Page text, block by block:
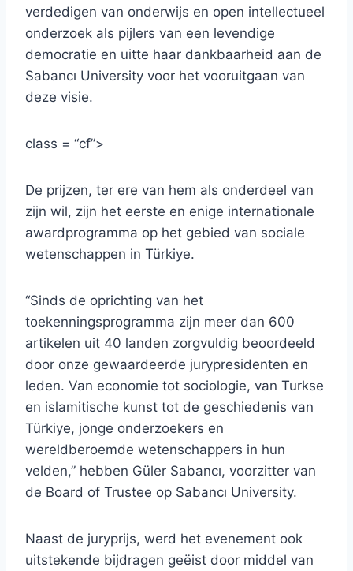
verdedigen van onderwijs en open intellectueel
onderzoek als pijlers van een levendige
democratie en uitte haar dankbaarheid aan de
Sabancı University voor het vooruitgaan van
deze visie.
class = “cf”>
De prijzen, ter ere van hem als onderdeel van
zijn wil, zijn het eerste en enige internationale
awardprogramma op het gebied van sociale
wetenschappen in Türkiye.
“Sinds de oprichting van het
toekenningsprogramma zijn meer dan 600
artikelen uit 40 landen zorgvuldig beoordeeld
door onze gewaardeerde jurypresidenten en
leden. Van economie tot sociologie, van Turkse
en islamitische kunst tot de geschiedenis van
Türkiye, jonge onderzoekers en
wereldberoemde wetenschappers in hun
velden,” hebben Güler Sabancı, voorzitter van
de Board of Trustee op Sabancı University.
Naast de juryprijs, werd het evenement ook
uitstekende bijdragen geëist door middel van